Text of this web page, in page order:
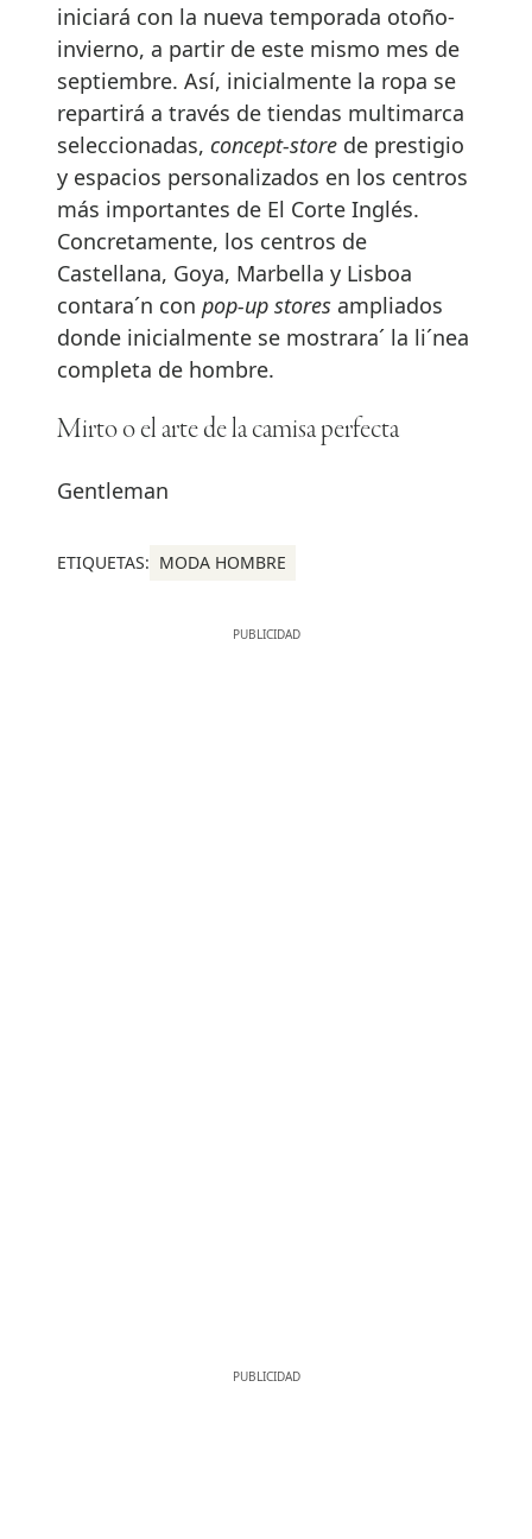
iniciará con la nueva temporada otoño-
invierno, a partir de este mismo mes de
septiembre. Así, inicialmente la ropa se
repartirá a través de tiendas multimarca
seleccionadas, concept-store de prestigio
y espacios personalizados en los centros
más importantes de El Corte Inglés.
Concretamente, los centros de
Castellana, Goya, Marbella y Lisboa
contara´n con pop-up stores ampliados
donde inicialmente se mostrara´ la li´nea
completa de hombre.
Mirto o el arte de la camisa perfecta
Gentleman
ETIQUETAS: MODA HOMBRE